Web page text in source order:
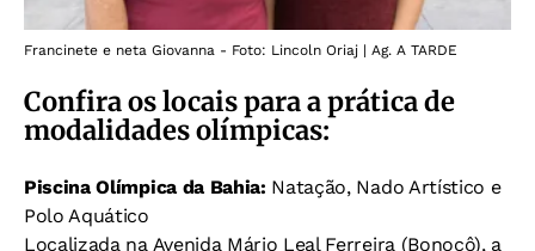
Francinete e neta Giovanna - Foto: Lincoln Oriaj | Ag. A TARDE
Confira os locais para a prática de
modalidades olímpicas:
Piscina Olímpica da Bahia: Natação, Nado Artístico e
Polo Aquático
Localizada na Avenida Mário Leal Ferreira (Bonocô), a